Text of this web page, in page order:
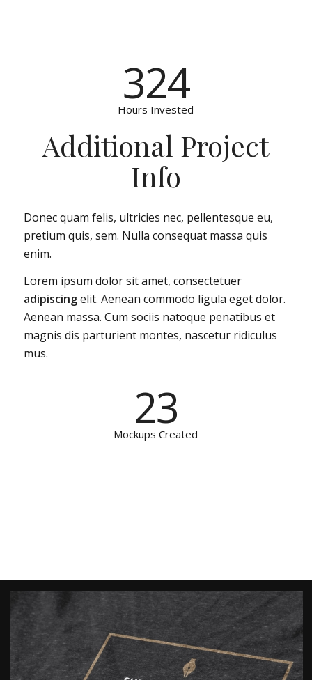
324
Hours Invested
Additional Project
Info
Donec quam felis, ultricies nec, pellentesque eu,
pretium quis, sem. Nulla consequat massa quis
enim.
Lorem ipsum dolor sit amet, consectetuer
adipiscingelit. Aenean commodo ligula eget dolor.
Aenean massa. Cum sociis natoque penatibus et
magnis dis parturient montes, nascetur ridiculus
mus.
23
Mockups Created